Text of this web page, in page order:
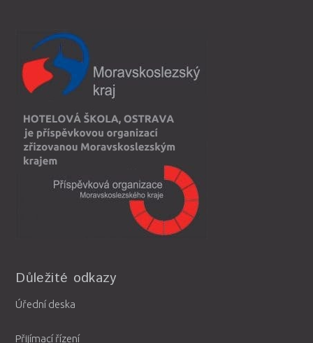
Důležité odkazy
Úřední deska
Přijímací řízení